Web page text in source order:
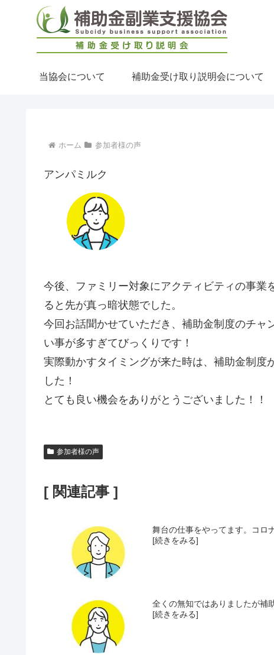
当協会について 補助金受け取り説明会について
ホーム 参加者様の声
アンパミルク
今後、ファミリー対象にアクティビティの事業
ると先が真っ暗状態でした。
今回お話聞かせていただき、補助金制度のチャ
い事が多すぎてびっくりです！
実際動かすタイミングが来た時は、補助金制度
した！
とても良い機会をありがとうございました！！
参加者様の声
[ 関連記事 ]
舞台の仕事をやってます。コ
[続きをみる]
全くの無知ではありましたが補
[続きをみる]